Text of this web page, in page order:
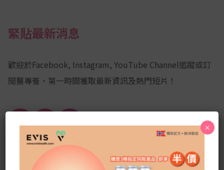
緊貼最新消息
歡迎於Facebook, Instagram, YouTube Channel追蹤或訂
閲醫專薈，第一時間獲取最新資訊及熱門短片！
Facebook
YouTube
Channel
Instagram ×